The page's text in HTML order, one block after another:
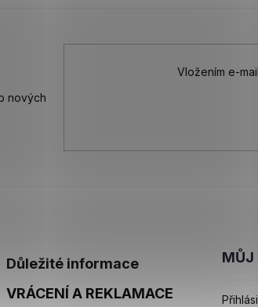
nových
Vložením e-
Důležité informace
VRÁCENÍ A REKLAMACE
MŮJ